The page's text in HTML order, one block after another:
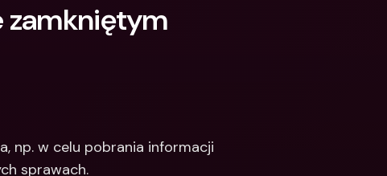
zamkniętym
np. w celu pobrania informacji
sprawach.